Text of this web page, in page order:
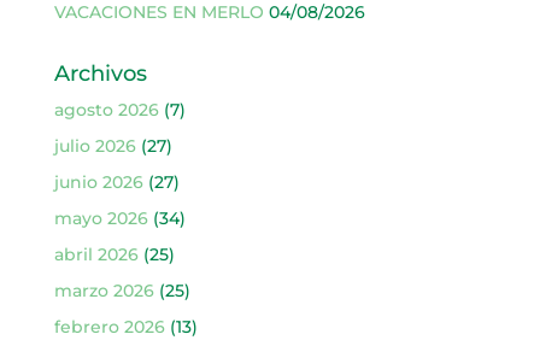
VACACIONES EN MERLO 04/08/2026
Archivos
agosto 2026(7)
julio 2026(27)
junio 2026(27)
mayo 2026(34)
abril 2026(25)
marzo 2026(25)
febrero 2026(13)